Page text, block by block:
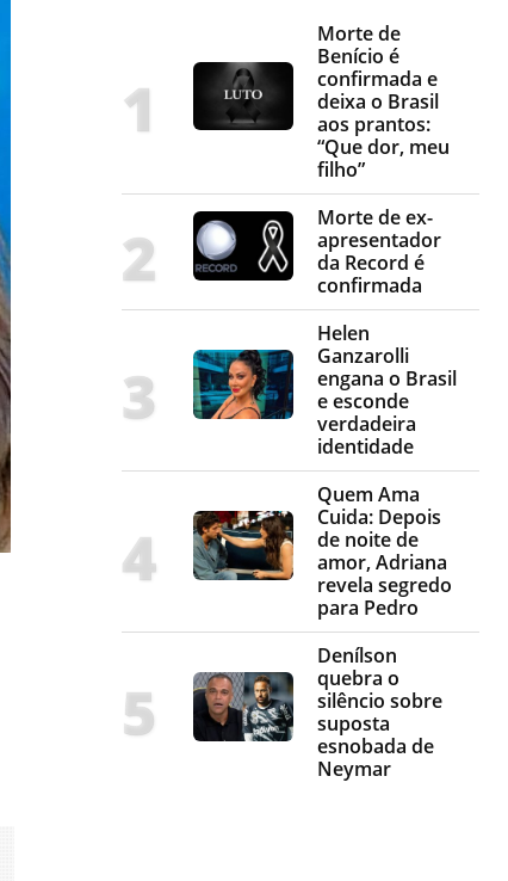
Morte de
Benício é
confirmada e
deixa o Brasil
aos prantos:
“Que dor, meu
filho”
Morte de ex-
apresentador
da Record é
confirmada
Helen
Ganzarolli
engana o Brasil
e esconde
verdadeira
identidade
Quem Ama
Cuida: Depois
de noite de
amor, Adriana
revela segredo
para Pedro
Denílson
quebra o
silêncio sobre
suposta
esnobada de
Neymar